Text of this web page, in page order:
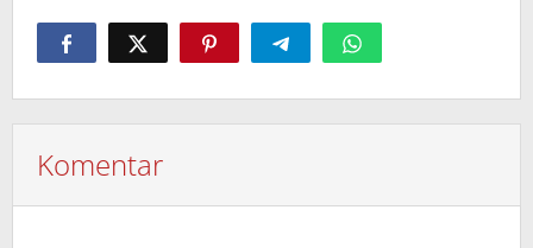
Komentar